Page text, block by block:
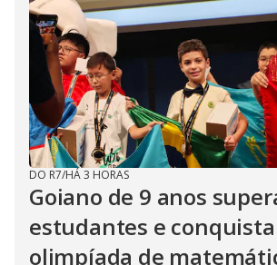
DO R7/HÁ 3 HORAS
Goiano de 9 anos
estudantes e
olimpíada de